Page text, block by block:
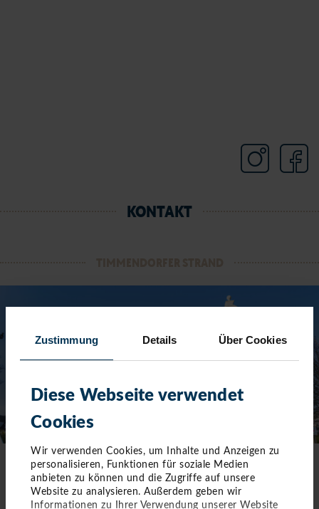
Zustimmung Details Über Cookies
Diese Webseite verwendet
Cookies
Wir verwenden Cookies, um Inhalte und Anzeigen zu
personalisieren, Funktionen für soziale Medien
anbieten zu können und die Zugriffe auf unsere
Website zu analysieren. Außerdem geben wir
Informationen zu Ihrer Verwendung unserer Website
KONTAKT
TOURIST-INFORMATION TIMMENDORFER STRAND
Timmendorfer Platz 10